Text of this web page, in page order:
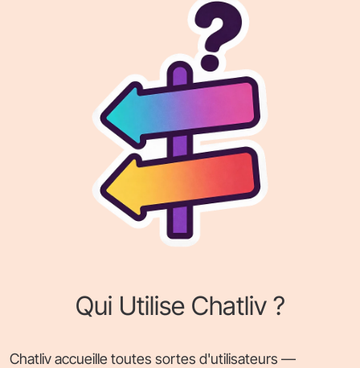
Qui Utilise Chatliv ?
Chatliv accueille toutes sortes d'utilisateurs —